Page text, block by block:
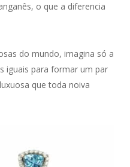
o que a diferencia
do mundo, imagina só a
iguais para formar um par
que toda noiva